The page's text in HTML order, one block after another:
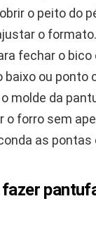
o peito do
o formato.
fechar o bico
ou ponto
molde da
o forro sem
as pontas